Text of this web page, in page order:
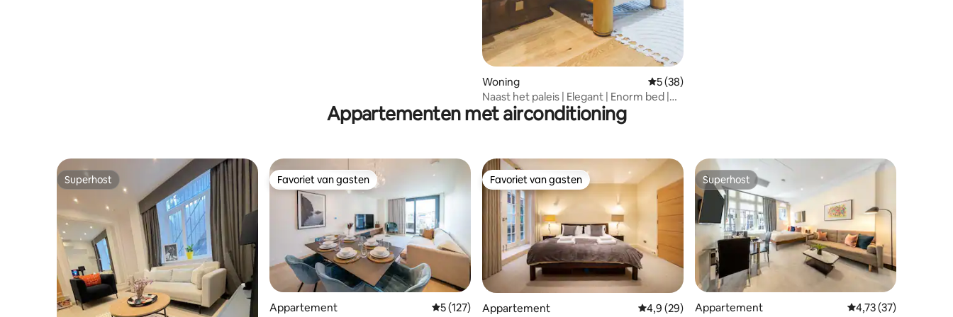
Woning Gemiddelde beoordeling van 5 op 5, 38 recensies
5 (38)
Naast het paleis | Elegant | Enorm bed |
Volledige keuken
Appartementen met airconditioning
Superhost
Superhost Favoriet van gasten
Favoriet van gasten
Appartement Gemiddelde beoordeling van 5 op 5, 127 recensies
5 (127)
Favoriet van gasten
Favoriet van gasten
Appartement Gemiddelde beoordeling van 4,9 op 5, 29 recensies
4,9 (29)
Superhost
Superhost
Appartement Gemiddelde
4,73 (37)